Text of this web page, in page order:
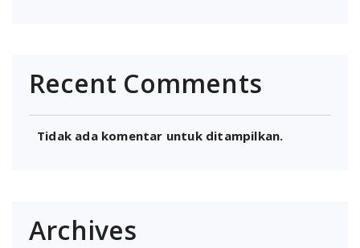
Recent Comments
Tidak ada komentar untuk ditampilkan.
Archives